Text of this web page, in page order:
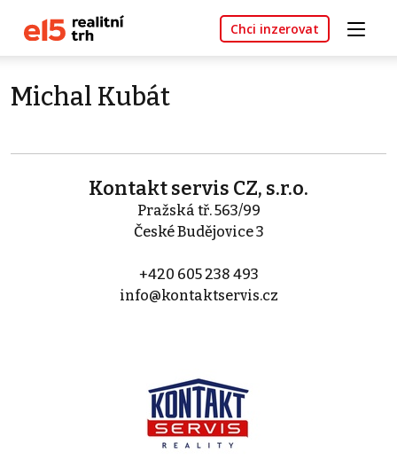
Chci inzerovat
Michal Kubát
Kontakt servis CZ, s.r.o.
Pražská tř. 563/99
České Budějovice 3
+420 605 238 493
info@kontaktservis.cz